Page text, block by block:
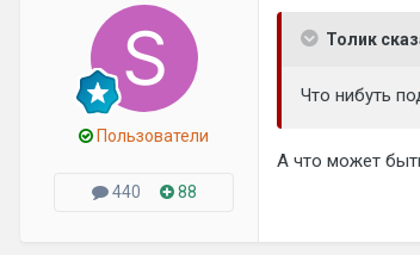
Пользователи
440 88
Толик
Что нибуть
А что может